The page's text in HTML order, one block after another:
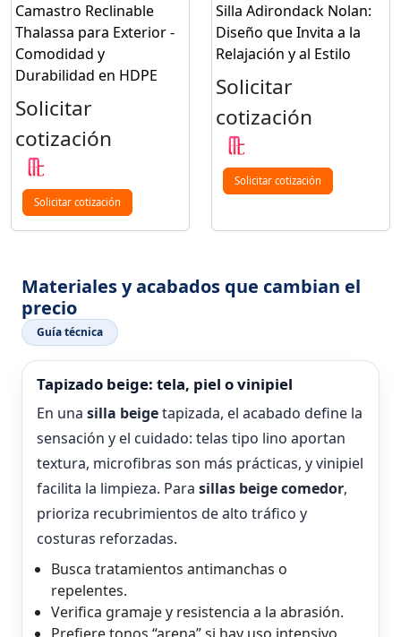
Camastro Reclinable
Thalassa para Exterior -
Comodidad y
Durabilidad en HDPE
Solicitar
cotización
Solicitar cotización
Silla Adirondack Nolan:
Diseño que Invita a la
Relajación y al Estilo
Solicitar
cotización
Solicitar cotización
Materiales y acabados que cambian el
precio
Guía técnica
Tapizado beige: tela, piel o vinipiel
En una silla beigetapizada, el acabado define la
sensación y el cuidado: telas tipo lino aportan
textura, microfibras son más prácticas, y vinipiel
facilita la limpieza. Para sillas beige comedor,
prioriza recubrimientos de alto tráfico y
costuras reforzadas.
Busca tratamientos antimanchas o
repelentes.
Verifica gramaje y resistencia a la abrasión.
Prefiere tonos “arena” si hay uso intensivo.